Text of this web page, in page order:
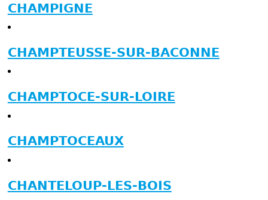
CHAMPIGNE
CHAMPTEUSSE-SUR-BACONNE
CHAMPTOCE-SUR-LOIRE
CHAMPTOCEAUX
CHANTELOUP-LES-BOIS